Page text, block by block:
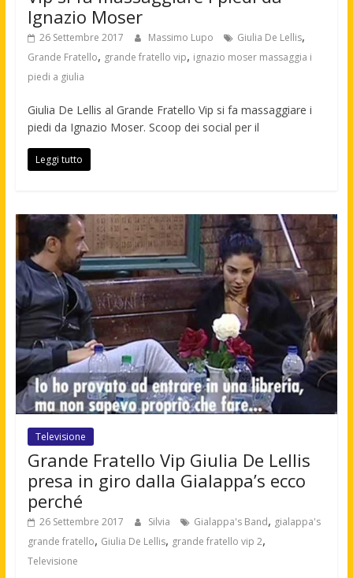
Ignazio Moser
26 Settembre 2017 Massimo Lupo Giulia De Lellis,
Grande Fratello, grande fratello vip, ignazio moser massaggia i
piedi a giulia
Giulia De Lellis al Grande Fratello Vip si fa massaggiare i
piedi da Ignazio Moser. Scoop dei social per il
Leggi tutto
Televisione
Grande Fratello Vip Giulia De Lellis
presa in giro dalla Gialappa’s ecco
perché
26 Settembre 2017 Silvia Gialappa's Band, gialappa's
grande fratello, Giulia De Lellis, grande fratello vip 2,
Televisione